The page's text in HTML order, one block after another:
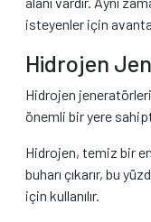
isteyenler için
Hidrojen
Hidrojen
önemli bir yere
Hidrojen, temiz bir
buharı çıkarır, bu
için kullanılır.